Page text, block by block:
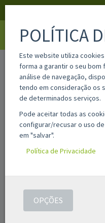
home 10528
POLÍTICA
Este website utiliza
forma a garantir o seu
análise de navegação,
tendo em consideração os
de determinados serviços.
Pode aceitar todas as
configurar/recusar o uso
em "salvar".
Política de Privacidade
OPÇÕES